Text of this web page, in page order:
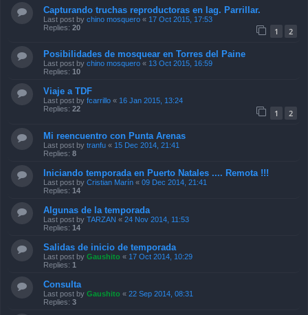
Capturando truchas reproductoras en lag. Parrillar.
Last post by chino mosquero « 17 Oct 2015, 17:53
Replies: 20 1 2
Posibilidades de mosquear en Torres del Paine
Last post by chino mosquero « 13 Oct 2015, 16:59
Replies: 10
Viaje a TDF
Last post by fcarrillo « 16 Jan 2015, 13:24
Replies: 22 1 2
Mi reencuentro con Punta Arenas
Last post by tranfu « 15 Dec 2014, 21:41
Replies: 8
Iniciando temporada en Puerto Natales .... Remota !!!
Last post by Cristian Marín « 09 Dec 2014, 21:41
Replies: 14
Algunas de la temporada
Last post by TARZAN « 24 Nov 2014, 11:53
Replies: 14
Salidas de inicio de temporada
Last post by Gaushito « 17 Oct 2014, 10:29
Replies: 1
Consulta
Last post by Gaushito « 22 Sep 2014, 08:31
Replies: 3